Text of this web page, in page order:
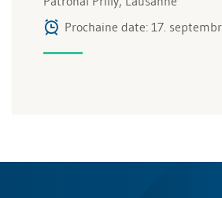
Prochaine date: 17.